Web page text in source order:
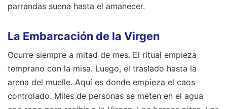
parrandas suena hasta el amanecer.
La Embarcación de la Virgen
Ocurre siempre a mitad de mes. El ritual empieza
temprano con la misa. Luego, el traslado hasta la
arena del muelle. Aquí es donde empieza el caos
controlado. Miles de personas se meten en el agua